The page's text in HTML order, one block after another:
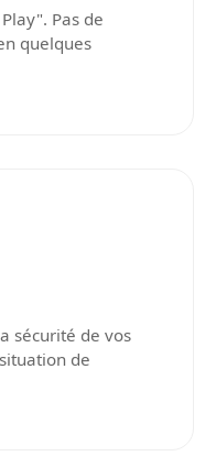
Pas de
quelques
sécurité de vos
de